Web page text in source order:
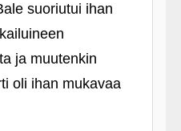
suoriutui ihan
ja muutenkin
oli ihan mukavaa